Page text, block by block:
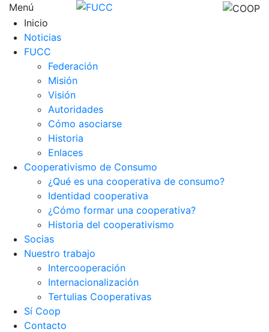
Menú
Inicio
Noticias
FUCC
Federación
Misión
Visión
Autoridades
Cómo asociarse
Historia
Enlaces
Cooperativismo de Consumo
¿Qué es una cooperativa de consumo?
Identidad cooperativa
¿Cómo formar una cooperativa?
Historia del cooperativismo
Socias
Nuestro trabajo
Intercooperación
Internacionalización
Tertulias Cooperativas
Sí Coop
Contacto